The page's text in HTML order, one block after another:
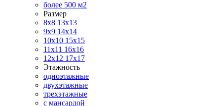
более 500 м2
Размер
8х8 13х13
9х9 14х14
10х10 15х15
11x11 16х16
12х12 17х17
Этажность
одноэтажные
двухэтажные
трехэтажные
с мансардой